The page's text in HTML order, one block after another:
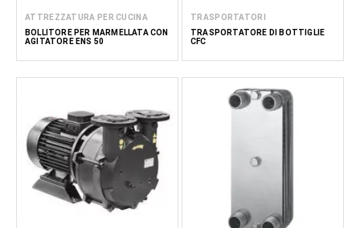
ATTREZZATURA PER CUCINA
BOLLITORE PER MARMELLATA CON
AGITATORE ENS 50
TRASPORTATORI
TRASPORTATORE DI BOTTIGLIE
CFC